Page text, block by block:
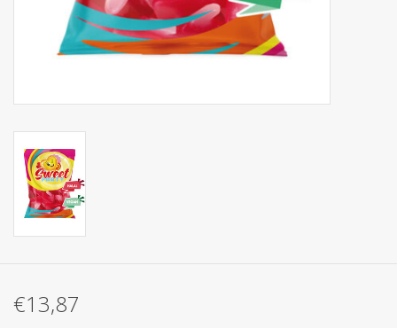
Relatiegeschenken
Kantoorbenodigdheden
Batterijen
€13,87